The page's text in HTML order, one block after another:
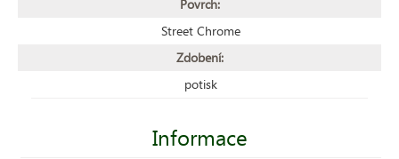
Povrch:
Street Chrome
Zdobení:
potisk
Informace